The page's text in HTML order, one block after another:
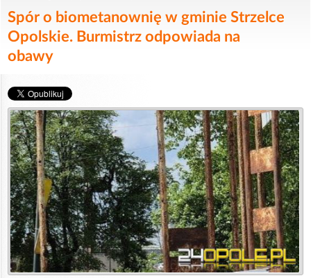
Spór o biometanownię w gminie Strzelce
Opolskie. Burmistrz odpowiada na
obawy